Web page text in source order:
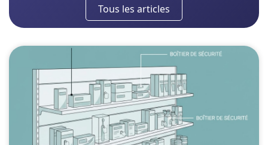
Tous les articles